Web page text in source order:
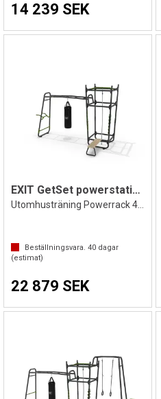
14 239 SEK
EXIT GetSet powerstation PS510
Beställningsvara. 40 dagar
(estimat)
22 879 SEK